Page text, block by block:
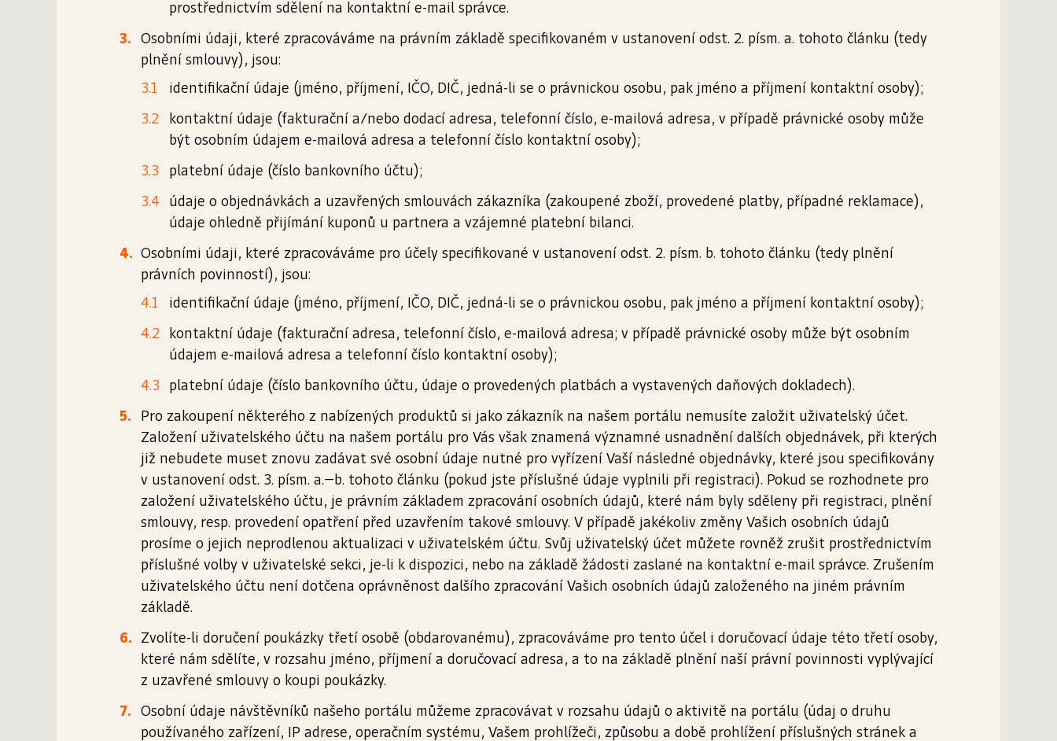
prostřednictvím sdělení na kontaktní e-mail správce.
Osobními údaji, které zpracováváme na právním základě specifikovaném v ustanovení odst. 2. písm. a. tohoto článku (tedy
plnění smlouvy), jsou:
identifikační údaje (jméno, příjmení, IČO, DIČ, jedná-li se o právnickou osobu, pak jméno a příjmení kontaktní osoby);
kontaktní údaje (fakturační a/nebo dodací adresa, telefonní číslo, e-mailová adresa, v případě právnické osoby může
být osobním údajem e-mailová adresa a telefonní číslo kontaktní osoby);
platební údaje (číslo bankovního účtu);
údaje o objednávkách a uzavřených smlouvách zákazníka (zakoupené zboží, provedené platby, případné reklamace),
údaje ohledně přijímání kuponů u partnera a vzájemné platební bilanci.
Osobními údaji, které zpracováváme pro účely specifikované v ustanovení odst. 2. písm. b. tohoto článku (tedy plnění
právních povinností), jsou:
identifikační údaje (jméno, příjmení, IČO, DIČ, jedná-li se o právnickou osobu, pak jméno a příjmení kontaktní osoby);
kontaktní údaje (fakturační adresa, telefonní číslo, e-mailová adresa; v případě právnické osoby může být osobním
údajem e-mailová adresa a telefonní číslo kontaktní osoby);
platební údaje (číslo bankovního účtu, údaje o provedených platbách a vystavených daňových dokladech).
Pro zakoupení některého z nabízených produktů si jako zákazník na našem portálu nemusíte založit uživatelský účet.
Založení uživatelského účtu na našem portálu pro Vás však znamená významné usnadnění dalších objednávek, při kterých
již nebudete muset znovu zadávat své osobní údaje nutné pro vyřízení Vaší následné objednávky, které jsou specifikovány
v ustanovení odst. 3. písm. a.–b. tohoto článku (pokud jste příslušné údaje vyplnili při registraci). Pokud se rozhodnete pro
založení uživatelského účtu, je právním základem zpracování osobních údajů, které nám byly sděleny při registraci, plnění
smlouvy, resp. provedení opatření před uzavřením takové smlouvy. V případě jakékoliv změny Vašich osobních údajů
prosíme o jejich neprodlenou aktualizaci v uživatelském účtu. Svůj uživatelský účet můžete rovněž zrušit prostřednictvím
příslušné volby v uživatelské sekci, je-li k dispozici, nebo na základě žádosti zaslané na kontaktní e-mail správce. Zrušením
uživatelského účtu není dotčena oprávněnost dalšího zpracování Vašich osobních údajů založeného na jiném právním
základě.
Zvolíte-li doručení poukázky třetí osobě (obdarovanému), zpracováváme pro tento účel i doručovací údaje této třetí osoby,
které nám sdělíte, v rozsahu jméno, příjmení a doručovací adresa, a to na základě plnění naší právní povinnosti vyplývající
z uzavřené smlouvy o koupi poukázky.
Osobní údaje návštěvníků našeho portálu můžeme zpracovávat v rozsahu údajů o aktivitě na portálu (údaj o druhu
používaného zařízení, IP adrese, operačním systému, Vašem prohlížeči, způsobu a době prohlížení příslušných stránek a